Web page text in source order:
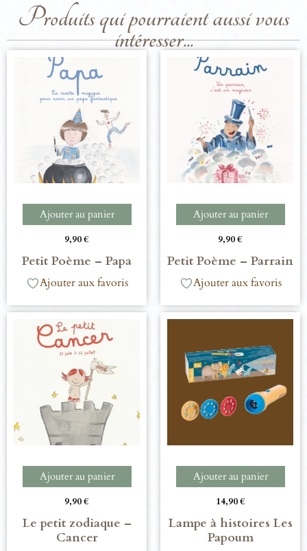
Produits qui pourraient aussi vous
intéresser...
Ajouter au panier
9,90€
Petit Poème – Papa
Ajouter aux favoris
Ajouter au panier
9,90€
Petit Poème – Parrain
Ajouter aux favoris
Ajouter au panier
9,90€
Le petit zodiaque –
Cancer
Ajouter au panier
14,90€
Lampe à histoires Les
Papoum